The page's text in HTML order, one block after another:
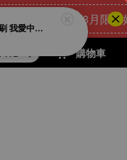
[8月限量
購物車